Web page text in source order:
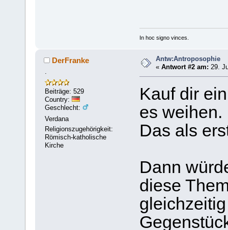
In hoc signo vinces.
DerFranke
.
Beiträge: 529
Country:
Geschlecht:
Verdana
Religionszugehörigkeit:
Römisch-katholische
Kirche
Antw:Antroposophie
«Antwort #2 am: 29.
Kauf dir
es weihen.
Das als
Dann
diese